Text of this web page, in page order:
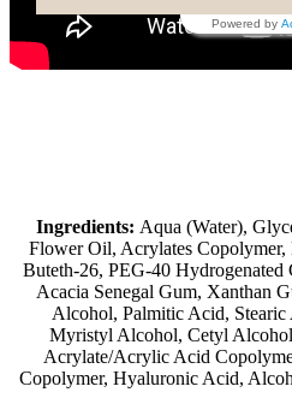
Ingredients: Aqua (Water),
Flower Oil, Acrylates
Buteth-26, PEG-40 Hydrogenated
Acacia Senegal Gum, Xanthan
Alcohol, Palmitic Acid,
Myristyl Alcohol, Cetyl
Acrylate/Acrylic Acid
Copolymer, Hyaluronic Acid,
Powered by